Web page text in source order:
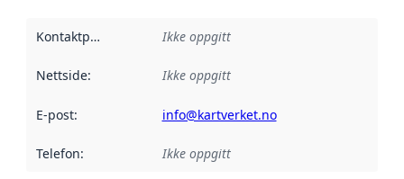
Kontaktpunkt Ikke oppgitt
Nettside: Ikke oppgitt
E-post: info@kartverket.no
Telefon: Ikke oppgitt